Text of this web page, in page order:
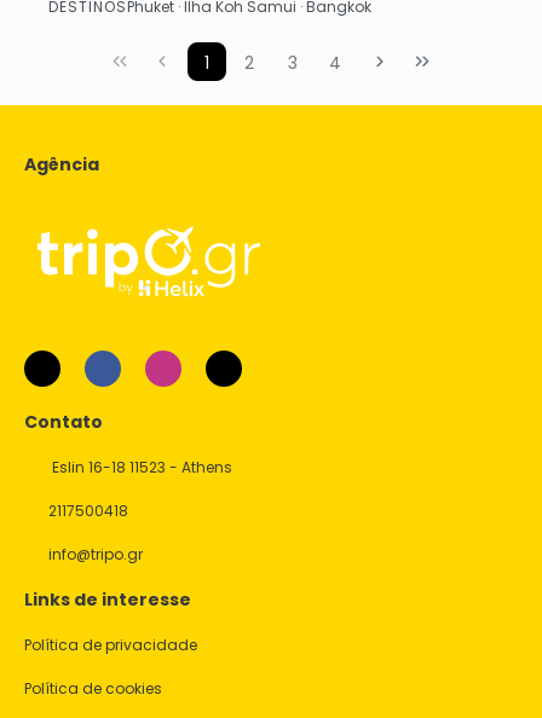
DESTINOSPhuket · Ilha Koh Samui · Bangkok
1 2 3 4
Agência
Contato
Eslin 16-18 11523 - Athens
2117500418
info@tripo.gr
Links de interesse
Política de privacidade
Política de cookies